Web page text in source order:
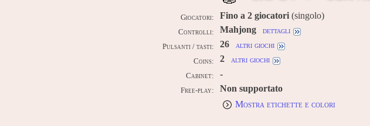
Giocatori: Fino a 2 giocatori (singolo)
Controlli: Mahjong dettagli
Pulsanti / tasti: 26 altri giochi
Coins: 2 altri giochi
Cabinet: -
Free-play:
Non supportato
Mostra etichette e colori